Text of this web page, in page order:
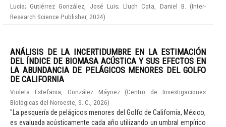
Lucía;Gutiérrez González, José Luis;Lluch Cota, Daniel B. (Inter-
Research Science Publisher, 2024)
ANÁLISIS DE LA INCERTIDUMBRE EN LA ESTIMACIÓN
DEL ÍNDICE DE BIOMASA ACÚSTICA Y SUS EFECTOS EN
LA ABUNDANCIA DE PELÁGICOS MENORES DEL GOLFO
DE CALIFORNIA
Violeta Estefania, González Máynez (Centro de Investigaciones
Biológicas del Noroeste, S. C.
2026)
"La pesquería de pelágicos menores del Golfo de California, México,
es evaluada acústicamente cada año utilizando un umbral empírico